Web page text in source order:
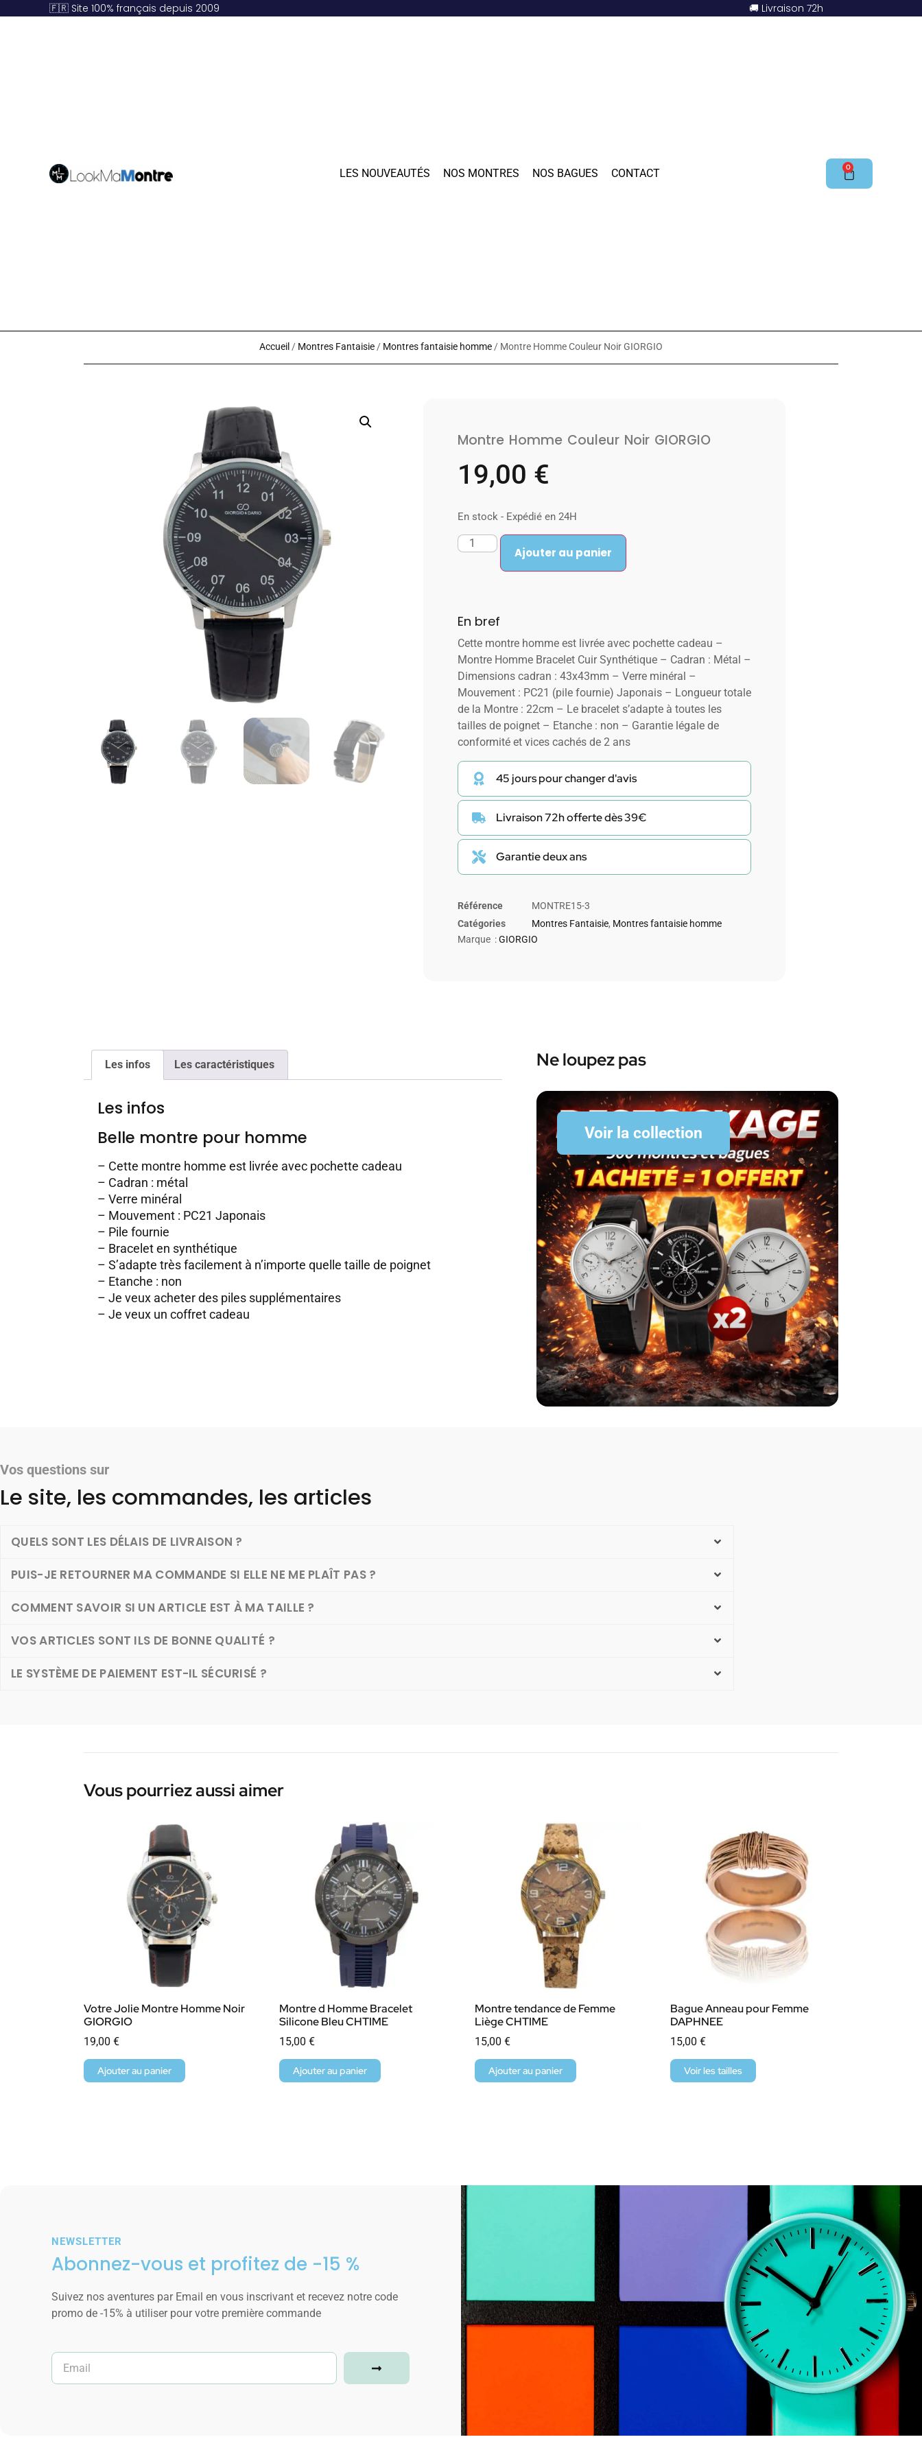
🇫🇷 Site 100% français depuis 2009 🚚 Livraison 72h
LES NOUVEAUTÉS NOS MONTRES NOS BAGUES CONTACT 0
Accueil / Montres Fantaisie/ Montres fantaisie homme/ Montre Homme Couleur Noir GIORGIO
Montre Homme Couleur Noir GIORGIO
19,00 €
En stock - Expédié en 24H
Ajouter au panier
En bref
Cette montre homme est livrée avec pochette cadeau –
Montre Homme Bracelet Cuir Synthétique – Cadran : Métal –
Dimensions cadran : 43x43mm – Verre minéral –
Mouvement : PC21 (pile fournie) Japonais – Longueur totale
de la Montre : 22cm – Le bracelet s’adapte à toutes les
tailles de poignet – Etanche : non – Garantie légale de
conformité et vices cachés de 2 ans
45 jours pour changer d'avis
Livraison 72h offerte dès 39€
Garantie deux ans
Référence
MONTRE15-3
Catégories
Montres Fantaisie, Montres fantaisie homme
Marque :GIORGIO
Les infos Les caractéristiques
Les infos
Belle montre pour homme
– Cette montre homme est livrée avec pochette cadeau
– Cadran : métal
– Verre minéral
– Mouvement : PC21 Japonais
– Pile fournie
– Bracelet en synthétique
– S’adapte très facilement à n’importe quelle taille de poignet
– Etanche : non
– Je veux acheter des piles supplémentaires
– Je veux un coffret cadeau
Ne loupez pas
Voir la collection
Vos questions sur
Le site, les commandes, les articles
QUELS SONT LES DÉLAIS DE LIVRAISON ?
PUIS-JE RETOURNER MA COMMANDE SI ELLE NE ME PLAÎT PAS ?
COMMENT SAVOIR SI UN ARTICLE EST À MA TAILLE ?
VOS ARTICLES SONT ILS DE BONNE QUALITÉ ?
LE SYSTÈME DE PAIEMENT EST-IL SÉCURISÉ ?
Vous pourriez aussi aimer
Votre Jolie Montre Homme Noir
GIORGIO
19,00 €
Ajouter au panier
Montre d Homme Bracelet
Silicone Bleu CHTIME
15,00 €
Ajouter au panier
Montre tendance de Femme
Liège CHTIME
15,00 €
Ajouter au panier
Bague Anneau pour Femme
DAPHNEE
15,00 €
Voir les tailles
NEWSLETTER
Abonnez-vous et profitez de -15 %
Suivez nos aventures par Email en vous inscrivant et recevez notre code
promo de -15% à utiliser pour votre première commande